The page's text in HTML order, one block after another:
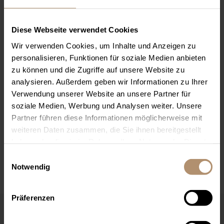
Diese Webseite verwendet Cookies
Wir verwenden Cookies, um Inhalte und Anzeigen zu
personalisieren, Funktionen für soziale Medien anbieten
zu können und die Zugriffe auf unsere Website zu
analysieren. Außerdem geben wir Informationen zu Ihrer
Verwendung unserer Website an unsere Partner für
soziale Medien, Werbung und Analysen weiter. Unsere
Partner führen diese Informationen möglicherweise mit
weiteren Daten zusammen, die Sie ihnen bereitgestellt
Cookies, wenn Sie unsere Webseite weiterhin nutzen.
Notwendig
Präferenzen
Max.Mus)
Anmeldung von Ihnen geändert werden muss.
Bei zwei Namen gilt bei uns: Ladies first.
Nach der Anmeldung können Sie Ihr Passwort in
Ihrem persönlichen Bereich unter „Mein Konto“
individuell anpassen.